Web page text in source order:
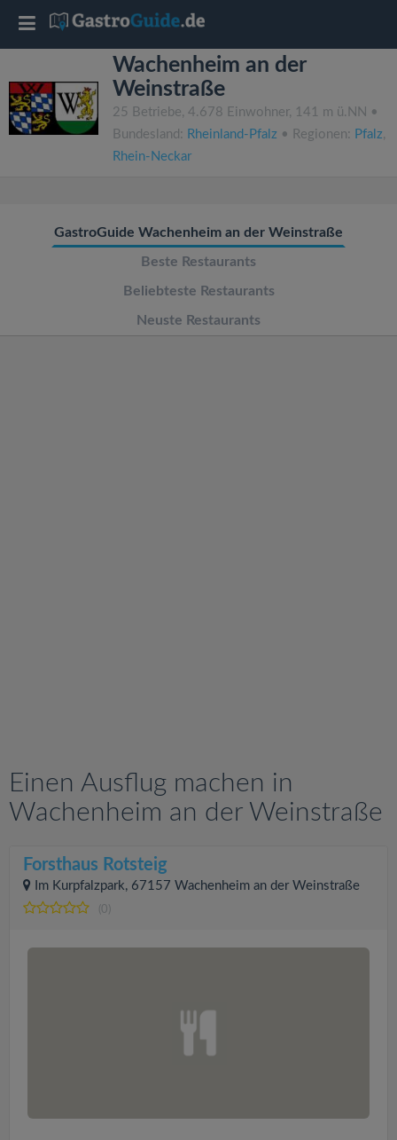
Wachenheim an der
Weinstraße
25 Betriebe, 4.678 Einwohner, 141 m ü.NN •
Bundesland: Rheinland-Pfalz • Regionen: Pfalz,
Rhein-Neckar
GastroGuide Wachenheim an der Weinstraße
Beste Restaurants
Beliebteste Restaurants
Neuste Restaurants
Einen Ausflug machen in
Wachenheim an der Weinstraße
Forsthaus Rotsteig
Im Kurpfalzpark, 67157 Wachenheim an der Weinstraße
(0)
T
g